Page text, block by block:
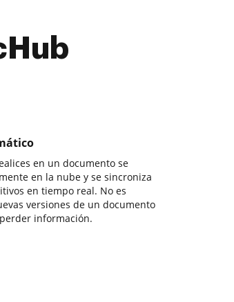
en un documento se
en la nube y se sincroniza
en tiempo real. No es
versiones de un documento
información.